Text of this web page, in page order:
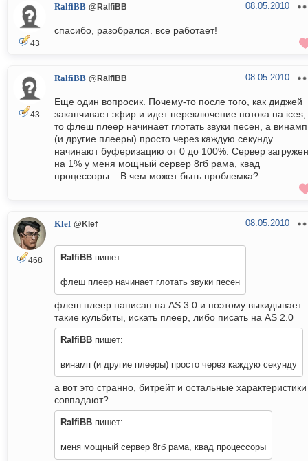
43
RalfiBB @RalfiBB 08.05.2010
спасибо, разобрался. все работает!
43
RalfiBB @RalfiBB 08.05.2010
Еще один вопросик. Почему-то после того, как диджей
заканчивает эфир и идет переключение потока на ices,
то флеш плеер начинает глотать звуки песен, а винамп
(и другие плееры) просто через каждую секунду
начинают буферизацию от 0 до 100%. Сервер загружен
на 1% у меня мощный сервер 8гб рама, квад
процессоры... В чем может быть проблемка?
468
Klef @Klef 08.05.2010
RalfiBB пишет:
флеш плеер начинает глотать звуки песен
флеш плеер написан на AS 3.0 и поэтому выкидывает
такие кульбиты, искать плеер, либо писать на AS 2.0
RalfiBB пишет:
винамп (и другие плееры) просто через каждую секунду
а вот это странно, битрейт и остальные характеристики
совпадают?
RalfiBB пишет:
меня мощный сервер 8гб рама, квад процессоры